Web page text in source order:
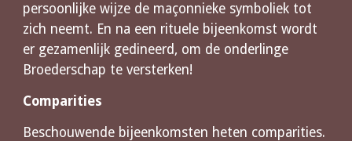
persoonlijke wijze de maçonnieke symboliek tot
zich neemt. En na een rituele bijeenkomst wordt
er gezamenlijk gedineerd, om de onderlinge
Broederschap te versterken!
Comparities
Beschouwende bijeenkomsten heten comparities.